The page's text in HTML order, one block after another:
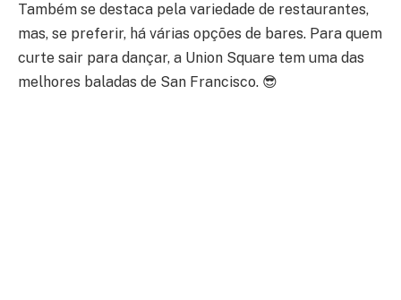
Também se destaca pela variedade de restaurantes,
mas, se preferir, há várias opções de bares. Para quem
curte sair para dançar, a Union Square tem uma das
melhores baladas de San Francisco. 😎